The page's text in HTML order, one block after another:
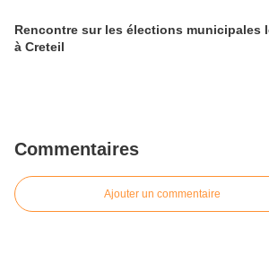
Rencontre sur les élections municipales
à Creteil
Commentaires
Ajouter un commentaire